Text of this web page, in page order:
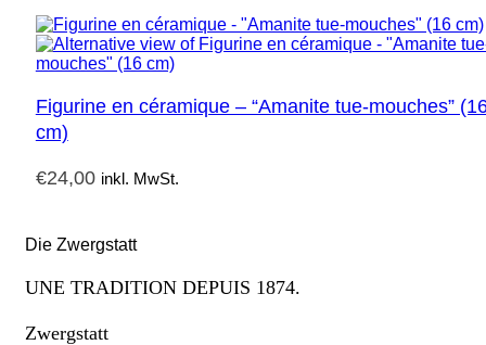
Figurine en céramique – “Amanite tue-mouches”
cm)
€24,00 inkl. MwSt.
Die Zwergstatt
UNE TRADITION DEPUIS 1874.
Zwergstatt